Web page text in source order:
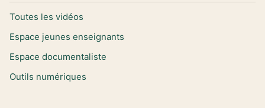
Toutes les vidéos
Espace jeunes enseignants
Espace documentaliste
Outils numériques